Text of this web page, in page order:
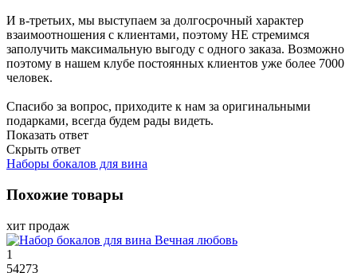
И в-третьих, мы выступаем за долгосрочный характер
взаимоотношения с клиентами, поэтому НЕ стремимся
заполучить максимальную выгоду с одного заказа. Возможно
поэтому в нашем клубе постоянных клиентов уже более 7000
человек.
Спасибо за вопрос, приходите к нам за оригинальными
подарками, всегда будем рады видеть.
Показать ответ
Скрыть ответ
Наборы бокалов для вина
Похожие товары
хит продаж
1
54273